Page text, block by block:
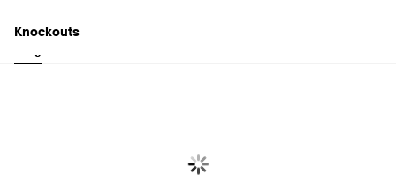
L'azienda, fondata nel 1892, ha sede a Taufkirchen, in Germania.
Knockouts